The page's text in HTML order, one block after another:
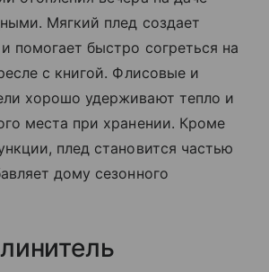
Мягкий плед создает
помогает быстро согреться на
с книгой. Флисовые и
хорошо удерживают тепло и
места при хранении. Кроме
плед становится частью
дому сезонного